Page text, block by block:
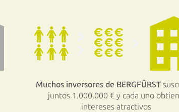
Muchos inversores de BERGFÜRST
juntos 1.000.000 € y cada uno
intereses atractivos